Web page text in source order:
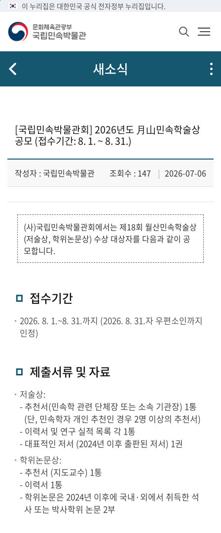
가
가
이 누리집은 대한민국 공식 전자정부 누리집입니다.
검
창
새소식
[국립민속박물관회] 2026년도 月山민속학술상
공모 (접수기간: 8. 1. ~ 8. 31.)
작성자 : 국립민속박물관 조회수 : 147 2026-07-06
(사)국립민속박물관회에서는 제18회 월산민속학술상
(저술상, 학위논문상) 수상 대상자를 다음과 같이 공
모합니다.
접수기간
2026. 8. 1.~8. 31.까지 (2026. 8. 31.자 우편소인까지
인정)
제출서류 및 자료
저술상:
- 추천서(민속학 관련 단체장 또는 소속 기관장) 1통
(단, 민속학자 개인 추천인 경우 2명 이상의 추천서)
- 이력서 및 연구 실적 목록 각 1통
- 대표적인 저서 (2024년 이후 출판된 저서) 1권
학위논문상:
- 추천서 (지도교수) 1통
- 이력서 1통
- 학위논문은 2024년 이후에 국내·외에서 취득한 석
사 또는 박사학위 논문 2부